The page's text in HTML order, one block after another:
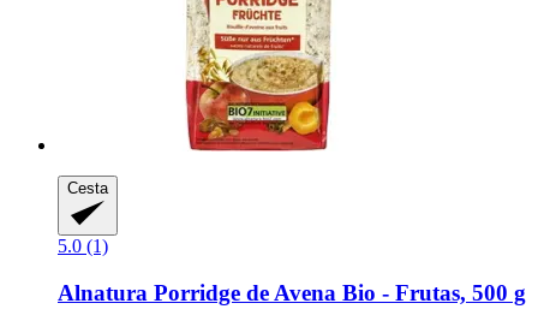
Cesta
5.0 (1)
Alnatura Porridge de Avena Bio -​ Frutas, 500 g